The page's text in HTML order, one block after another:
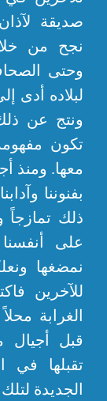
صديقة
نجح من
وحتى
لبلاده أدى
ونتج عن ذلك
تكون
معها. ومنذ
بفنوننا
ذلك تمازجاً
على أنفسنا
نمضغها
للآخرين
الغرابة
قبل أجيال
تقبلها في
الجديدة